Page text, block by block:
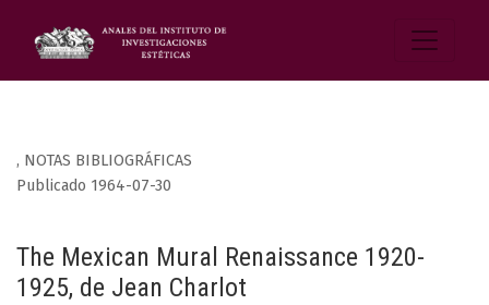
, NOTAS BIBLIOGRÁFICAS
The Mexican Mural Renaissance 1920-
1925, de Jean Charlot
Publicado 1964-07-30